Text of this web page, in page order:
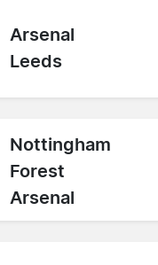
Arsenal
Leeds
Nottingham
Forest
Arsenal